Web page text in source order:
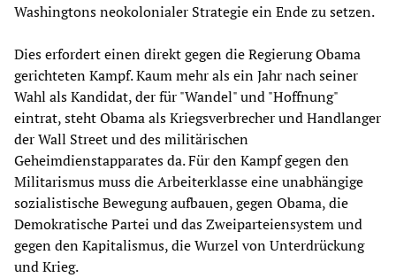
Washingtons neokolonialer Strategie ein Ende zu setzen.
Dies erfordert einen direkt gegen die Regierung Obama
gerichteten Kampf. Kaum mehr als ein Jahr nach seiner
Wahl als Kandidat, der für "Wandel" und "Hoffnung"
eintrat, steht Obama als Kriegsverbrecher und Handlanger
der Wall Street und des militärischen
Geheimdienstapparates da. Für den Kampf gegen den
Militarismus muss die Arbeiterklasse eine unabhängige
sozialistische Bewegung aufbauen, gegen Obama, die
Demokratische Partei und das Zweiparteiensystem und
gegen den Kapitalismus, die Wurzel von Unterdrückung
und Krieg.